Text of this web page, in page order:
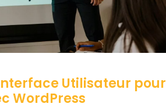
Utilisateur pour
WordPress